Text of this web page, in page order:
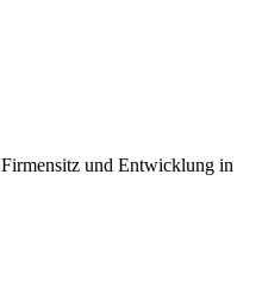
Firmensitz und Entwicklung in